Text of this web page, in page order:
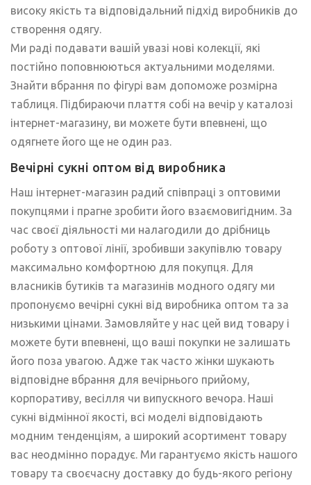
високу якість та відповідальний підхід виробників до
створення одягу.
Ми раді подавати вашій увазі нові колекції, які
постійно поповнюються актуальними моделями.
Знайти вбрання по фігурі вам допоможе розмірна
таблиця. Підбираючи плаття собі на вечір у каталозі
інтернет-магазину, ви можете бути впевнені, що
одягнете його ще не один раз.
Вечірні сукні оптом від виробника
Наш інтернет-магазин радий співпраці з оптовими
покупцями і прагне зробити його взаємовигідним. За
час своєї діяльності ми налагодили до дрібниць
роботу з оптової лінії, зробивши закупівлю товару
максимально комфортною для покупця. Для
власників бутиків та магазинів модного одягу ми
пропонуємо вечірні сукні від виробника оптом та за
низькими цінами. Замовляйте у нас цей вид товару і
можете бути впевнені, що ваші покупки не залишать
його поза увагою. Адже так часто жінки шукають
відповідне вбрання для вечірнього прийому,
корпоративу, весілля чи випускного вечора. Наші
сукні відмінної якості, всі моделі відповідають
модним тенденціям, а широкий асортимент товару
вас неодмінно порадує. Ми гарантуємо якість нашого
товару та своєчасну доставку до будь-якого регіону